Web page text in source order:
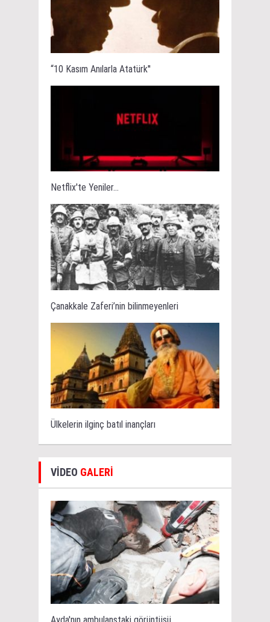
“10 Kasım Anılarla Atatürk''
Netflix'te Yeniler...
Çanakkale Zaferi’nin bilinmeyenleri
Ülkelerin ilginç batıl inançları
VİDEO GALERİ